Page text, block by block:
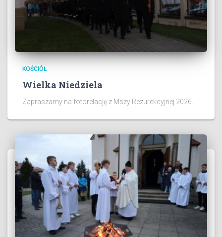
KOŚCIÓŁ
Wielka Niedziela
Zapraszamy na fotorelację z Mszy Rezurekcyjnej 2026.